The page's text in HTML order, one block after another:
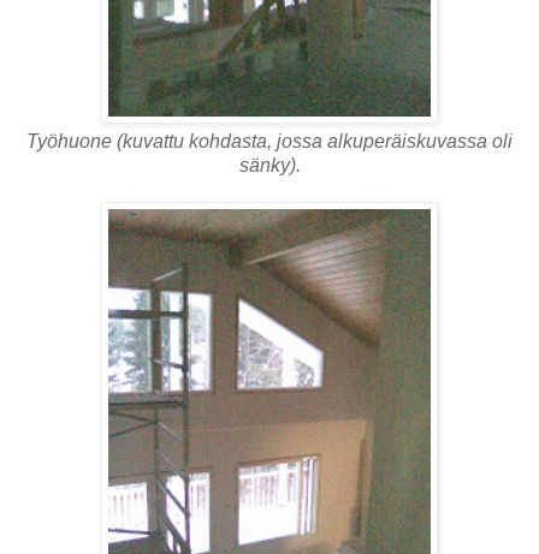
Työhuone (kuvattu kohdasta, jossa alkuperäiskuvassa oli
sänky).